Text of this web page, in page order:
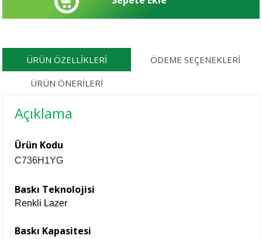
ÜRÜN ÖZELLIKLERI
ÖDEME SEÇENEKLERI
ÜRÜN ÖNERILERI
Açıklama
Ürün Kodu
C736H1YG
Baskı Teknolojisi
Renkli Lazer
Baskı Kapasitesi